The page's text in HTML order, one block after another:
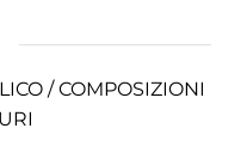
/ COMPOSIZIONI